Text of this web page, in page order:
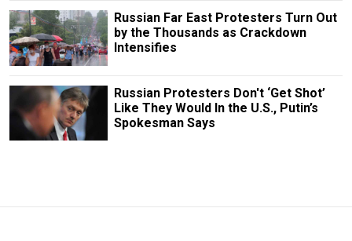
Russian Far East Protesters Turn Out
by the Thousands as Crackdown
Intensifies
Russian Protesters Don't ‘Get Shot’
Like They Would In the U.S., Putin’s
Spokesman Says